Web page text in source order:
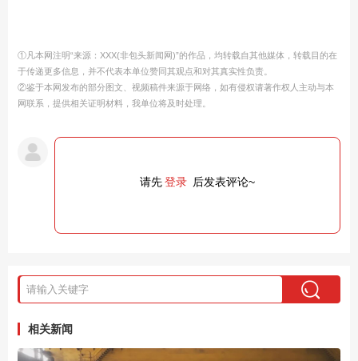
①凡本网注明“来源：XXX(非包头新闻网)”的作品，均转载自其他媒体，转载目的在
于传递更多信息，并不代表本单位赞同其观点和对其真实性负责。
②鉴于本网发布的部分图文、视频稿件来源于网络，如有侵权请著作权人主动与本
网联系，提供相关证明材料，我单位将及时处理。
请先登录 后发表评论~
相关新闻